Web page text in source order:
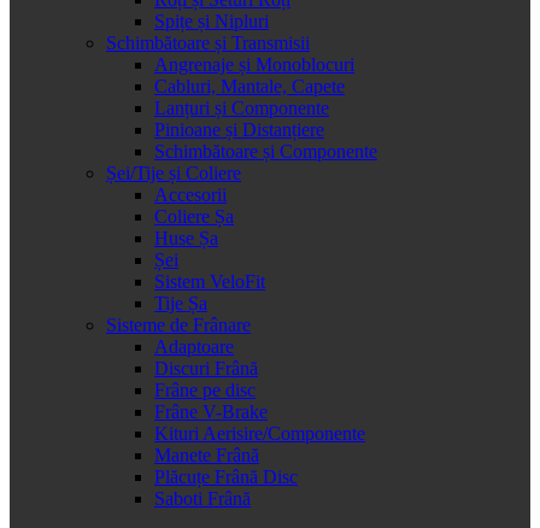
Spițe și Nipluri
Schimbătoare și Transmisii
Angrenaje și Monoblocuri
Cabluri, Mantale, Capete
Lanțuri și Componente
Pinioane și Distanțiere
Schimbătoare și Componente
Șei/Tije și Coliere
Accesorii
Coliere Șa
Huse Șa
Șei
Sistem VeloFit
Tije Șa
Sisteme de Frânare
Adaptoare
Discuri Frână
Frâne pe disc
Frâne V-Brake
Kituri Aerisire/Componente
Manete Frână
Plăcuțe Frână Disc
Saboti Frână